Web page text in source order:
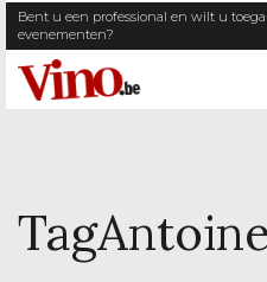
Bent u een professional en wilt u
evenementen?
Tag